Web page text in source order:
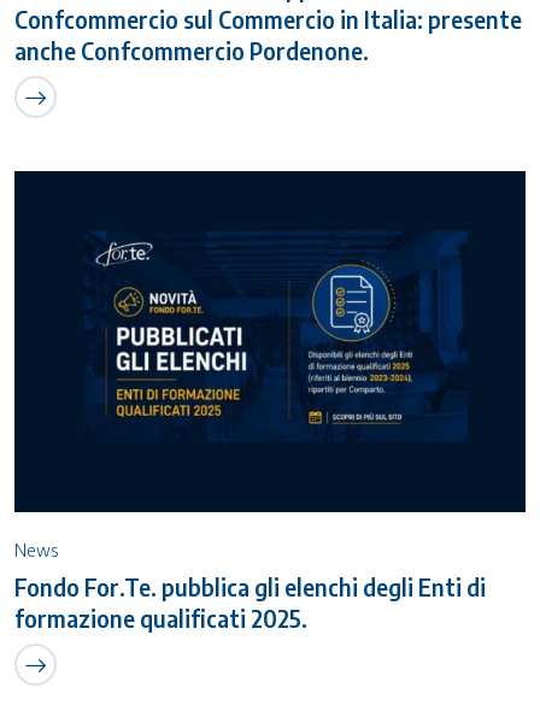
Confcommercio sul Commercio in Italia: presente
anche Confcommercio Pordenone.
News
Fondo For.Te. pubblica gli elenchi degli Enti di
formazione qualificati 2025.